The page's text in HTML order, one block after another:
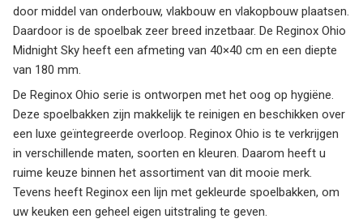
door middel van onderbouw, vlakbouw en vlakopbouw plaatsen.
Daardoor is de spoelbak zeer breed inzetbaar. De Reginox Ohio
Midnight Sky heeft een afmeting van 40×40 cm en een diepte
van 180 mm.
De Reginox Ohio serie is ontworpen met het oog op hygiëne.
Deze spoelbakken zijn makkelijk te reinigen en beschikken over
een luxe geïntegreerde overloop. Reginox Ohio is te verkrijgen
in verschillende maten, soorten en kleuren. Daarom heeft u
ruime keuze binnen het assortiment van dit mooie merk.
Tevens heeft Reginox een lijn met gekleurde spoelbakken, om
uw keuken een geheel eigen uitstraling te geven.